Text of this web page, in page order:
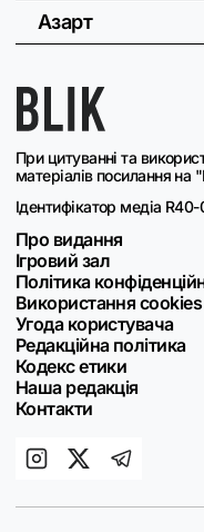
При цитуванні та
матеріалів посилання на
Ідентифікатор медіа R40-
Про видання
Ігровий зал
Політика
Використання cookies
Угода користувача
Редакційна політика
Кодекс етики
Наша редакція
Контакти
Азарт